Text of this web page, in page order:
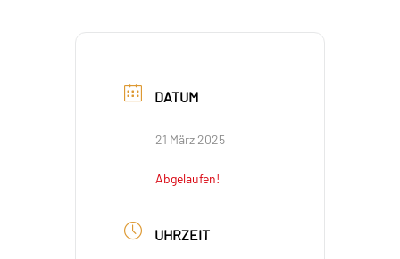
DATUM
21 März 2025
Abgelaufen!
UHRZEIT